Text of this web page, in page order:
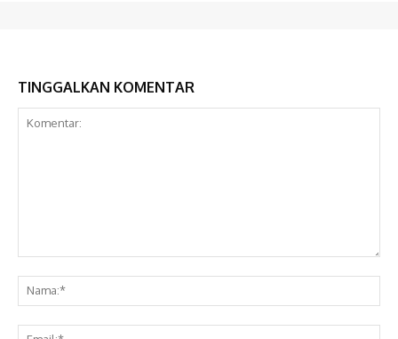
TINGGALKAN KOMENTAR